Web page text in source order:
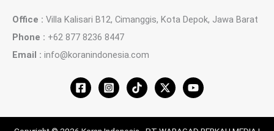
Office : Villa Kalisari B12, Cimanggis, Kota Depok, Jawa Barat
Phone : +62 877 8236 8447
Email : info@koranindonesia.com